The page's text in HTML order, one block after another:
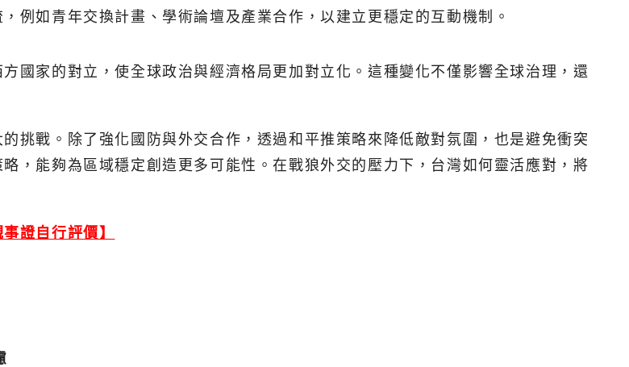
例如青年交換計畫、學術論壇及產業合作，以建立更穩定的互動機制。
國家的對立，使全球政治與經濟格局更加對立化。這種變化不僅影響全球治理，還
挑戰。除了強化國防與外交合作，透過和平推策略來降低敵對氛圍，也是避免衝突
，能夠為區域穩定創造更多可能性。在戰狼外交的壓力下，台灣如何靈活應對，將
證自行評價】